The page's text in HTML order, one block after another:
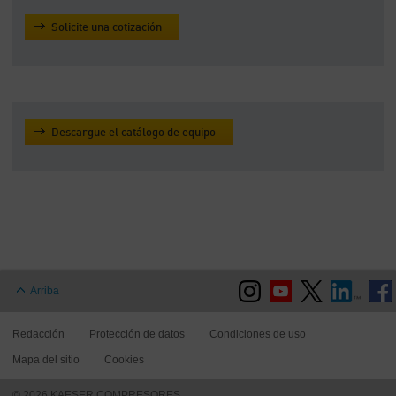
Solicite una cotización
Descargue el catálogo de equipo
Arriba
Redacción Protección de datos Condiciones de uso
Mapa del sitio Cookies